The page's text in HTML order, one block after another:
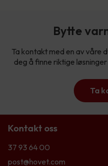
Bytte
Ta kontakt med en av våre
deg å finne riktige
Ta
Kontakt oss
37 93 64 00
post@hovet.com